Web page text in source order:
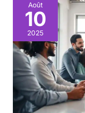
Août
10
2025